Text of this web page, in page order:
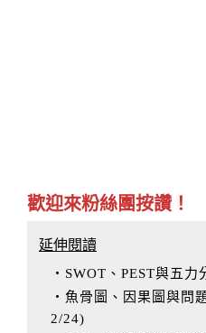
歡迎來粉絲團按讚！
延伸閱讀
‧SWOT、PEST與五力
‧魚骨圖、因果圖與問
2/24)